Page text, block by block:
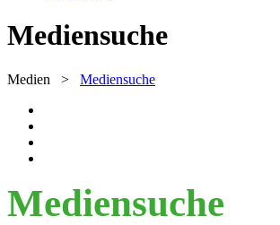
Mediensuche
Medien > Mediensuche
Mediensuche